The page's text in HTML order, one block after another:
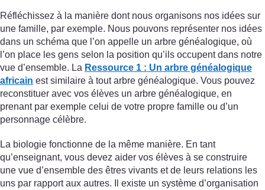
Réfléchissez à la manière dont nous organisons nos idées sur
une famille, par exemple. Nous pouvons représenter nos idées
dans un schéma que l’on appelle un arbre généalogique, où
l’on place les gens selon la position qu’ils occupent dans notre
vue d’ensemble. La Ressource 1 : Un arbre généalogique
africain est similaire à tout arbre généalogique. Vous pouvez
reconstituer avec vos élèves un arbre généalogique, en
prenant par exemple celui de votre propre famille ou d’un
personnage célèbre.
La biologie fonctionne de la même manière. En tant
qu’enseignant, vous devez aider vos élèves à se construire
une vue d’ensemble des êtres vivants et de leurs relations les
uns par rapport aux autres. Il existe un système d’organisation